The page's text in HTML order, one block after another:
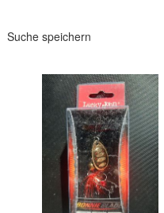
Suche speichern